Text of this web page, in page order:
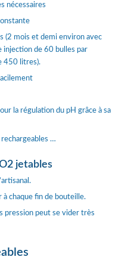
nécessaires
(2 mois et demi environ avec
injection de 60 bulles par
450 litres).
la régulation du pH grâce à sa
…
jetables
chaque fin de bouteille.
pression peut se vider très